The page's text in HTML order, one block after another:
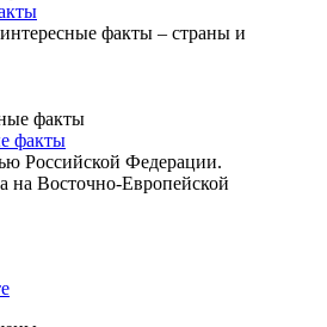
факты – страны и
факты
Российской Федерации.
на Восточно-Европейской